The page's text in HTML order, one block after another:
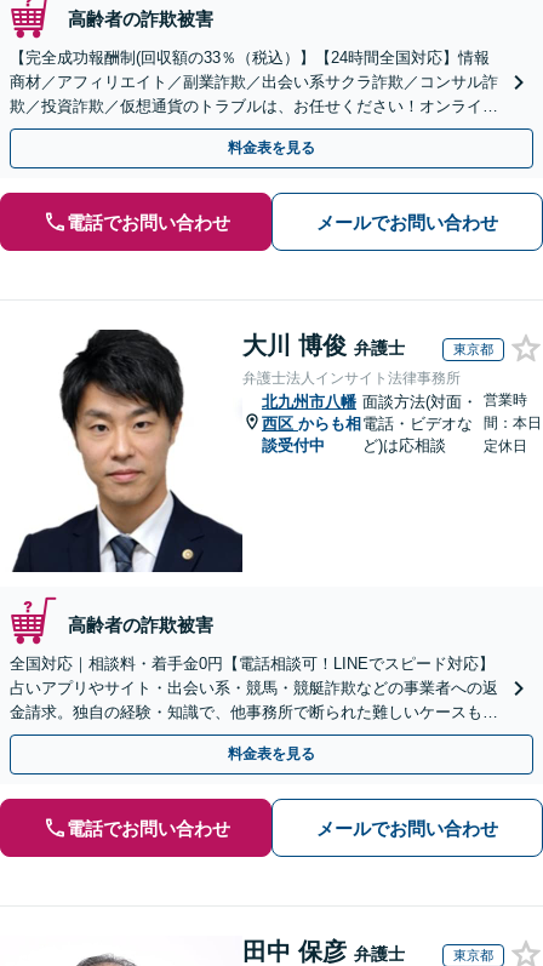
高齢者の詐欺被害
【完全成功報酬制(回収額の33％（税込）】【24時間全国対応】情報
商材／アフィリエイト／副業詐欺／出会い系サクラ詐欺／コンサル詐
欺／投資詐欺／仮想通貨のトラブルは、お任せください！オンライン
のみで解決も可能！
料金表を見る
電話でお問い合わせ メールでお問い合わせ
大川 博俊 弁護士 東京都
弁護士法人インサイト法律事務所
北九州市八幡
西区 からも相
談受付中
面談方法(対面・
電話・ビデオな
ど)は応相談
営業時
間：本日
定休日
高齢者の詐欺被害
全国対応｜相談料・着手金0円【電話相談可！LINEでスピード対応】
占いアプリやサイト・出会い系・競馬・競艇詐欺などの事業者への返
金請求。独自の経験・知識で、他事務所で断られた難しいケースも解
決に導いた実績あり。まずはお気軽にご相談ください
料金表を見る
電話でお問い合わせ メールでお問い合わせ
田中 保彦 弁護士 東京都